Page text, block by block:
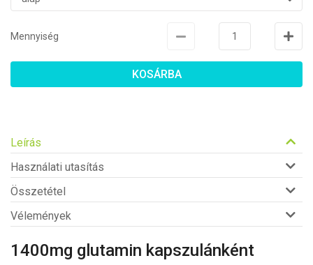
Mennyiség
KOSÁRBA
Leírás
Használati utasítás
Összetétel
Vélemények
1400mg glutamin kapszulánként